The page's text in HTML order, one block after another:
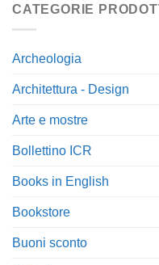
CATEGORIE
Archeologia
Architettura - Design
Arte e mostre
Bollettino ICR
Books in English
Bookstore
Buoni sconto